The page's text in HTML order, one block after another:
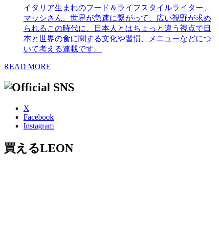
イタリア生まれのフード＆ライフスタイルライター、
マッシさん。世界が急速に繋がって、広い視野が求め
られるこの時代に、日本人とはちょっと違う視点で日
本と世界の食に関する文化や習慣、メニューなどにつ
いて考える連載です。
READ MORE
X
Facebook
Instagram
買えるLEON